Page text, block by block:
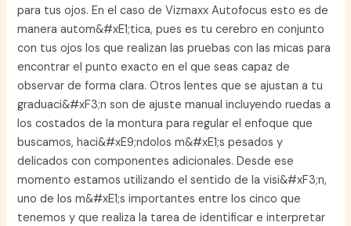
para tus ojos. En el caso de Vizmaxx Autofocus esto es de
manera autom&#xE1;tica, pues es tu cerebro en conjunto
con tus ojos los que realizan las pruebas con las micas para
encontrar el punto exacto en el que seas capaz de
observar de forma clara. Otros lentes que se ajustan a tu
graduaci&#xF3;n son de ajuste manual incluyendo ruedas a
los costados de la montura para regular el enfoque que
buscamos, haci&#xE9;ndolos m&#xE1;s pesados y
delicados con componentes adicionales. Desde ese
momento estamos utilizando el sentido de la visi&#xF3;n,
uno de los m&#xE1;s importantes entre los cinco que
tenemos y que realiza la tarea de identificar e interpretar